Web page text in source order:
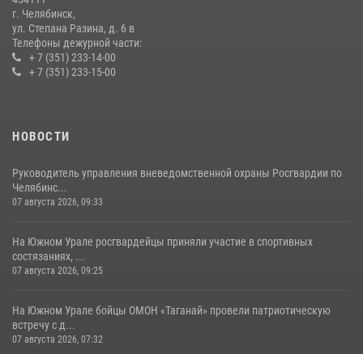
14 июля 2026, 05:15
г. Челябинск,
ул. Степана Разина, д. 6 в
Телефоны дежурной части:
+ 7 (351) 233-14-00
+ 7 (351) 233-15-00
НОВОСТИ
Руководитель управления вневедомственной охраны Росгвардии по
Челябинс...
07 августа 2026, 09:33
На Южном Урале росгвардейцы приняли участие в спортивных
состязаниях, ...
07 августа 2026, 09:25
На Южном Урале бойцы ОМОН «Таганай» провели патриотическую
встречу с д...
07 августа 2026, 07:32